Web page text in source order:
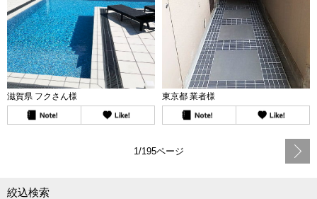
滋賀県 フクさん様 東京都 業者様
1/195ページ
絞込検索